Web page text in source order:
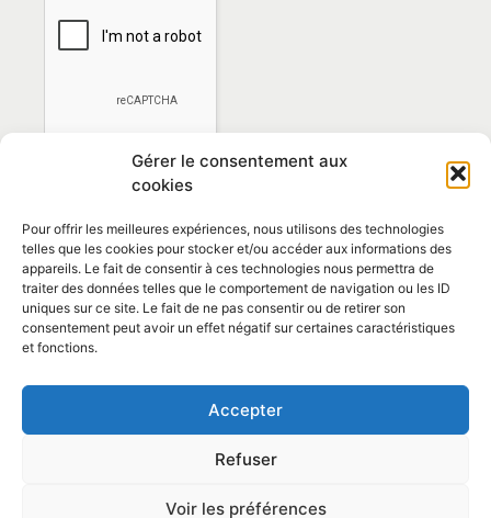
Gérer le consentement aux
cookies
Pour offrir les meilleures expériences, nous utilisons des technologies
telles que les cookies pour stocker et/ou accéder aux informations des
appareils. Le fait de consentir à ces technologies nous permettra de
traiter des données telles que le comportement de navigation ou les ID
uniques sur ce site. Le fait de ne pas consentir ou de retirer son
consentement peut avoir un effet négatif sur certaines caractéristiques
et fonctions.
Accepter
Refuser
Voir les préférences
*En vous abonnant vous acceptez lapolitique de
confidentialité
Contact et horaires
Politique de confidentialité Mentions Légales